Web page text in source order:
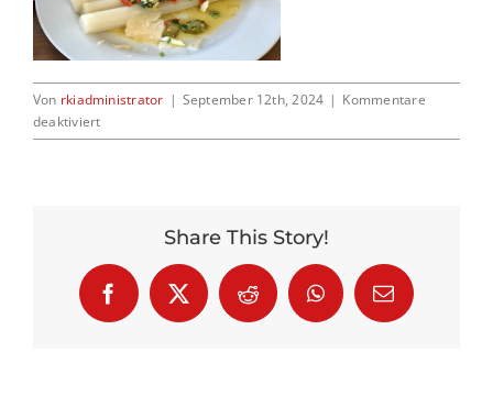
Kontakt
Von rkiadministrator | September 12th, 2024 | Kommentare
deaktiviertfür
Img
Share This Story!
Facebook
X Reddit WhatsApp
E-
Mail